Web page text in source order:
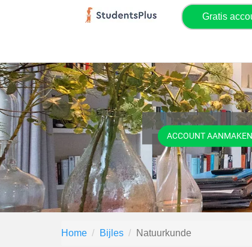
Gratis
ACCOUNT AANMAKEN
Home Bijles Natuurkunde